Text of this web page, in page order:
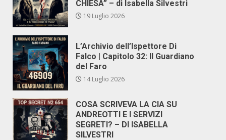
CHIESA” – di Isabella Silvestri
19 Luglio 2026
L’Archivio dell’Ispettore Di
Falco | Capitolo 32: Il Guardiano
del Faro
14 Luglio 2026
COSA SCRIVEVA LA CIA SU
ANDREOTTI E I SERVIZI
SEGRETI? – DI ISABELLA
SILVESTRI